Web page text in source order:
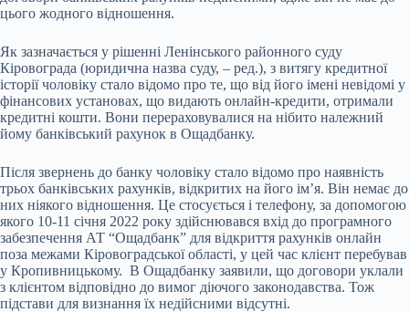
цього жодного відношення.
Як зазначається у рішенні Ленінського районного суду
Кіровограда (юридична назва суду, – ред.), з витягу кредитної
історії чоловіку стало відомо про те, що від його імені невідомі у
фінансових установах, що видають онлайн-кредити, отримали
кредитні кошти. Вони перераховувалися на нібито належний
йому банківський рахунок в Ощадбанку.
Після звернень до банку чоловіку стало відомо про наявність
трьох банківських рахунків, відкритих на його ім’я. Він немає до
них ніякого відношення. Це стосується і телефону, за допомогою
якого 10-11 січня 2022 року здійснювався вхід до програмного
забезпечення АТ “Ощадбанк” для відкриття рахунків онлайн
поза межами Кіровоградської області, у цей час клієнт перебував
у Кропивницькому. В Ощадбанку заявили, що договори уклали
з клієнтом відповідно до вимог діючого законодавства. Тож
підстави для визнання їх недійсними відсутні.